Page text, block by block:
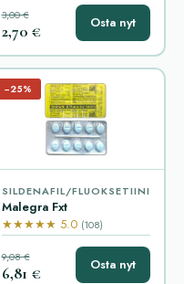
3,00 €
2,70 € Osta nyt
−25%
SILDENAFIL/FLUOKSETIINI
Malegra Fxt
★★★★★ 5.0 (108)
9,08 €
6,81 € Osta nyt